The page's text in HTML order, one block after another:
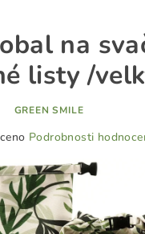
na
listy /
GREEN SMILE
Podrobnosti